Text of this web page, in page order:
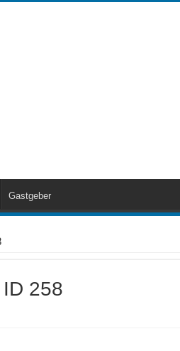
Gastgeber
258